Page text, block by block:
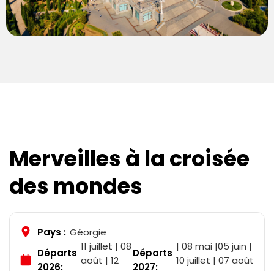
Merveilles à la croisée
des mondes
Pays : Géorgie
Départs
2026:
11 juillet | 08
août | 12
Départs
2027:
| 08 mai |05 juin |
10 juillet | 07 août